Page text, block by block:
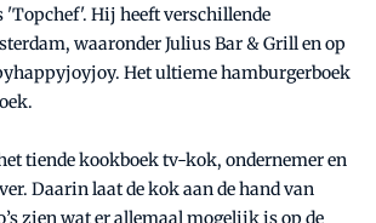
'Topchef'. Hij heeft verschillende
waaronder Julius Bar & Grill en op
Het ultieme hamburgerboek
tiende kookboek tv-kok, ondernemer en
Daarin laat de kok aan de hand van
zien wat er allemaal mogelijk is op de